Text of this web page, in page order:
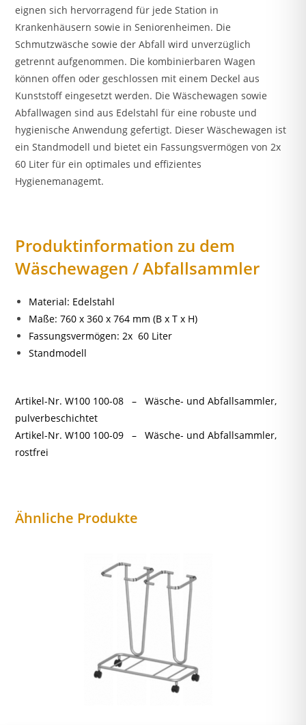
eignen sich hervorragend für jede Station in
Krankenhäusern sowie in Seniorenheimen. Die
Schmutzwäsche sowie der Abfall wird unverzüglich
getrennt aufgenommen. Die kombinierbaren Wagen
können offen oder geschlossen mit einem Deckel aus
Kunststoff eingesetzt werden. Die Wäschewagen sowie
Abfallwagen sind aus Edelstahl für eine robuste und
hygienische Anwendung gefertigt. Dieser Wäschewagen ist
ein Standmodell und bietet ein Fassungsvermögen von 2x
60 Liter für ein optimales und effizientes
Hygienemanagemt.
Produktinformation zu dem
Wäschewagen / Abfallsammler
Material: Edelstahl
Maße: 760 x 360 x 764 mm (B x T x H)
Fassungsvermögen: 2x 60 Liter
Standmodell
Artikel-Nr. W100 100-08 – Wäsche- und Abfallsammler,
pulverbeschichtet
Artikel-Nr. W100 100-09 – Wäsche- und Abfallsammler,
rostfrei
Ähnliche Produkte